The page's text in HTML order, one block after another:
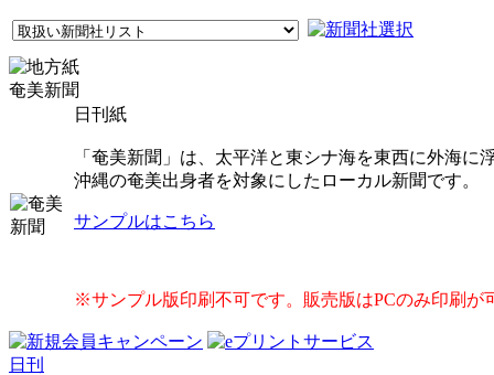
奄美新聞
日刊紙
「奄美新聞」は、太平洋と東シナ海を東西に外海
沖縄の奄美出身者を対象にしたローカル新聞です。
サンプルはこちら
※サンプル版印刷不可です。販売版はPCのみ印刷が
日刊